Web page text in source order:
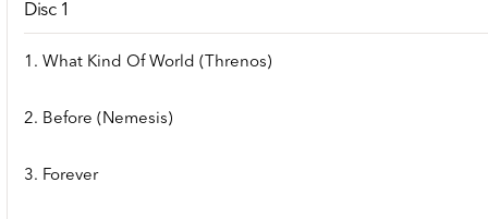
Disc 1
1. What Kind Of World (Threnos)
2. Before (Nemesis)
3. Forever